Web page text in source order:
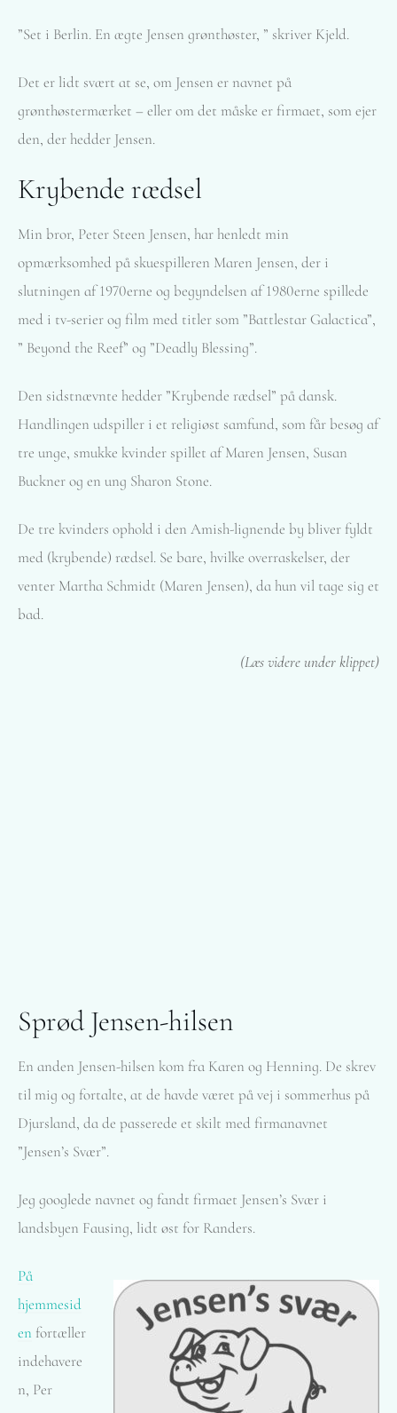
”Set i Berlin. En ægte Jensen grønthøster, ” skriver Kjeld.
Det er lidt svært at se, om Jensen er navnet på
grønthøstermærket – eller om det måske er firmaet, som ejer
den, der hedder Jensen.
Krybende rædsel
Min bror, Peter Steen Jensen, har henledt min
opmærksomhed på skuespilleren Maren Jensen, der i
slutningen af 1970erne og begyndelsen af 1980erne spillede
med i tv-serier og film med titler som ”Battlestar Galactica”,
” Beyond the Reef” og ”Deadly Blessing”.
Den sidstnævnte hedder ”Krybende rædsel” på dansk.
Handlingen udspiller i et religiøst samfund, som får besøg af
tre unge, smukke kvinder spillet af Maren Jensen, Susan
Buckner og en ung Sharon Stone.
De tre kvinders ophold i den Amish-lignende by bliver fyldt
med (krybende) rædsel. Se bare, hvilke overraskelser, der
venter Martha Schmidt (Maren Jensen), da hun vil tage sig et
bad.
(Læs videre under klippet)
Sprød Jensen-hilsen
En anden Jensen-hilsen kom fra Karen og Henning. De skrev
til mig og fortalte, at de havde været på vej i sommerhus på
Djursland, da de passerede et skilt med firmanavnet
”Jensen’s Svær”.
Jeg googlede navnet og fandt firmaet Jensen’s Svær i
landsbyen Fausing, lidt øst for Randers.
På
hjemmesid
en fortæller
indehavere
n, Per